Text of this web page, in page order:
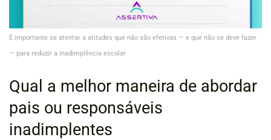
É importante se atentar a atitudes que não são efetivas — e que não se deve fazer
— para reduzir a inadimplência escolar
Qual a melhor maneira de abordar
pais ou responsáveis
inadimplentes